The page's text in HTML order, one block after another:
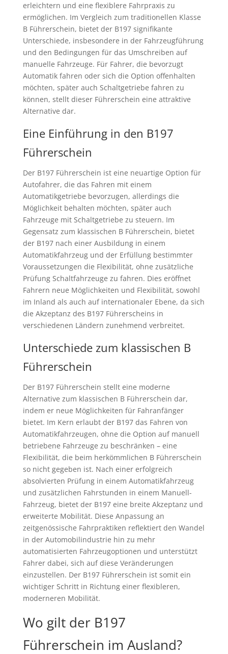
erleichtern und eine flexiblere Fahrpraxis zu
ermöglichen. Im Vergleich zum traditionellen Klasse
B Führerschein, bietet der B197 signifikante
Unterschiede, insbesondere in der Fahrzeugführung
und den Bedingungen für das Umschreiben auf
manuelle Fahrzeuge. Für Fahrer, die bevorzugt
Automatik fahren oder sich die Option offenhalten
möchten, später auch Schaltgetriebe fahren zu
können, stellt dieser Führerschein eine attraktive
Alternative dar.
Eine Einführung in den B197
Führerschein
Der B197 Führerschein ist eine neuartige Option für
Autofahrer, die das Fahren mit einem
Automatikgetriebe bevorzugen, allerdings die
Möglichkeit behalten möchten, später auch
Fahrzeuge mit Schaltgetriebe zu steuern. Im
Gegensatz zum klassischen B Führerschein, bietet
der B197 nach einer Ausbildung in einem
Automatikfahrzeug und der Erfüllung bestimmter
Voraussetzungen die Flexibilität, ohne zusätzliche
Prüfung Schaltfahrzeuge zu fahren. Dies eröffnet
Fahrern neue Möglichkeiten und Flexibilität, sowohl
im Inland als auch auf internationaler Ebene, da sich
die Akzeptanz des B197 Führerscheins in
verschiedenen Ländern zunehmend verbreitet.
Unterschiede zum klassischen B
Führerschein
Der B197 Führerschein stellt eine moderne
Alternative zum klassischen B Führerschein dar,
indem er neue Möglichkeiten für Fahranfänger
bietet. Im Kern erlaubt der B197 das Fahren von
Automatikfahrzeugen, ohne die Option auf manuell
betriebene Fahrzeuge zu beschränken – eine
Flexibilität, die beim herkömmlichen B Führerschein
so nicht gegeben ist. Nach einer erfolgreich
absolvierten Prüfung in einem Automatikfahrzeug
und zusätzlichen Fahrstunden in einem Manuell-
Fahrzeug, bietet der B197 eine breite Akzeptanz und
erweiterte Mobilität. Diese Anpassung an
zeitgenössische Fahrpraktiken reflektiert den Wandel
in der Automobilindustrie hin zu mehr
automatisierten Fahrzeugoptionen und unterstützt
Fahrer dabei, sich auf diese Veränderungen
einzustellen. Der B197 Führerschein ist somit ein
wichtiger Schritt in Richtung einer flexibleren,
moderneren Mobilität.
Wo gilt der B197
Führerschein im Ausland?